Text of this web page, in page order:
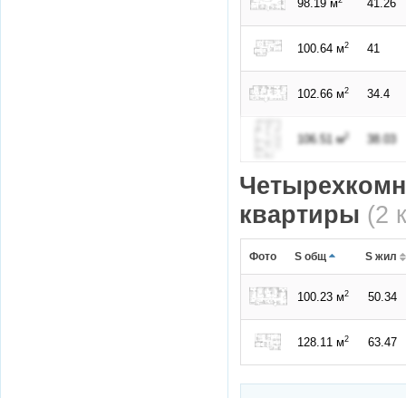
98.19 м 41.26
100.64 м2 41
102.66 м2 34.4
106.51 м2 38.03
квартиры (2
Фото S общ S жил
100.23 м2 50.34
128.11 м2 63.47